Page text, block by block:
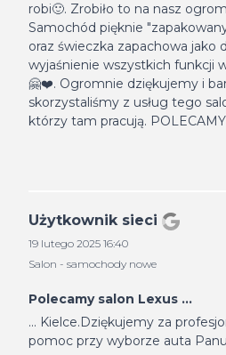
robi🙂. Zrobiło to na nasz
Samochód pięknie
oraz świeczka zapachowa jako
wyjaśnienie wszystkich funkcji
🤗❤️. Ogromnie dziękujemy i
skorzystaliśmy z usług tego
którzy tam pracują.
Użytkownik sieci
19 lutego 2025 16:40
Salon - samochody nowe
Polecamy salon Lexus ...
... Kielce.Dziękujemy za
pomoc przy wyborze auta